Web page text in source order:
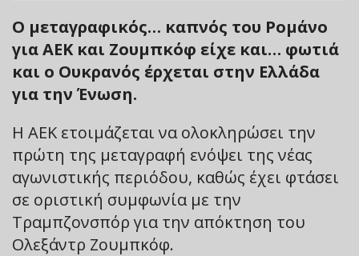
Ο μεταγραφικός… καπνός του Ρομάνο
για ΑΕΚ και Ζουμπκόφ είχε και… φωτιά
και ο Ουκρανός έρχεται στην Ελλάδα
για την Ένωση.
Η ΑΕΚ ετοιμάζεται να ολοκληρώσει την
πρώτη της μεταγραφή ενόψει της νέας
αγωνιστικής περιόδου, καθώς έχει φτάσει
σε οριστική συμφωνία με την
Τραμπζονσπόρ για την απόκτηση του
Ολεξάντρ Ζουμπκόφ.